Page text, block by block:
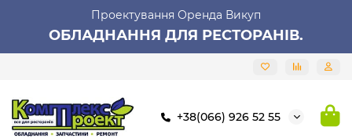
Проектування Оренда Викуп
ОБЛАДНАННЯ ДЛЯ РЕСТОРАНІВ.
+38(066) 926 52 55